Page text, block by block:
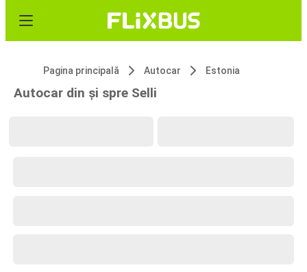
Pagina principală Autocar Estonia
Autocar din și spre Selli